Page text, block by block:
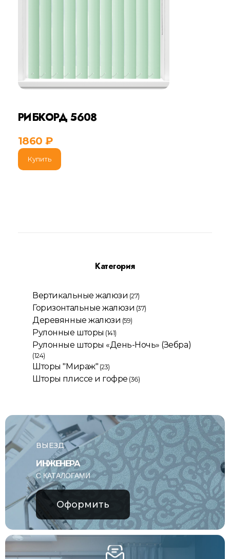
РИБКОРД 5608
1860 ₽
Купить
Категория
Вертикальные жалюзи (27)
Горизонтальные жалюзи (37)
Деревянные жалюзи (59)
Рулонные шторы (141)
Рулонные шторы «День-Ночь» (Зебра)
(124)
Шторы "Мираж" (23)
Шторы плиссе и гофре (36)
ВЫЕЗД
ИНЖЕНЕРА
С КАТАЛОГАМИ
Оформить